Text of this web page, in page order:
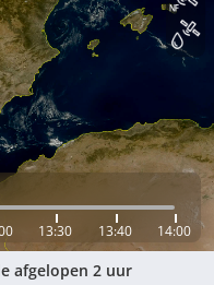
13:30 13:40 14:00
afgelopen 2 uur